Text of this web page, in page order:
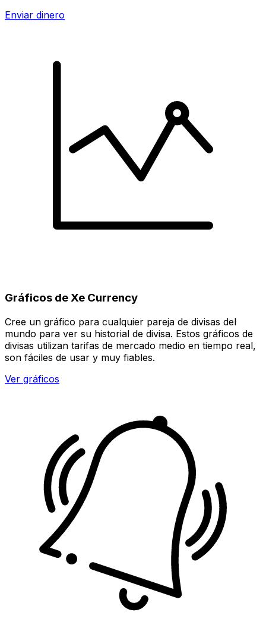
Enviar dinero
Gráficos de Xe Currency
Cree un gráfico para cualquier pareja de divisas del
mundo para ver su historial de divisa. Estos gráficos de
divisas utilizan tarifas de mercado medio en tiempo real,
son fáciles de usar y muy fiables.
Ver gráficos